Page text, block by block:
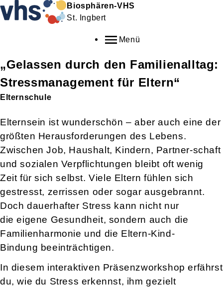
Biosphären-VHS
St. Ingbert
Menü
„Gelassen durch den Familienalltag:
Stressmanagement für Eltern“
Elternschule
Elternsein ist wunderschön – aber auch eine der
größten Herausforderungen des Lebens.
Zwischen Job, Haushalt, Kindern, Partner-schaft
und sozialen Verpflichtungen bleibt oft wenig
Zeit für sich selbst. Viele Eltern fühlen sich
gestresst, zerrissen oder sogar ausgebrannt.
Doch dauerhafter Stress kann nicht nur
dieeigene Gesundheit, sondern auch die
Familienharmonie und die Eltern-Kind-
Bindung beeinträchtigen.
In diesem interaktiven Präsenzworkshop erfährst
du, wie du Stress erkennst, ihmgezielt